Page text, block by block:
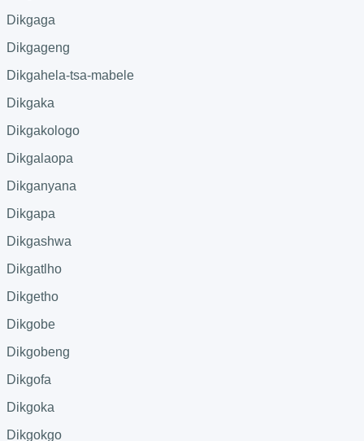
Dikgaga
Dikgageng
Dikgahela-tsa-mabele
Dikgaka
Dikgakologo
Dikgalaopa
Dikganyana
Dikgapa
Dikgashwa
Dikgatlho
Dikgetho
Dikgobe
Dikgobeng
Dikgofa
Dikgoka
Dikgokgo